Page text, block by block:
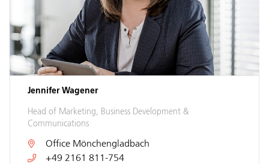
Jennifer Wagener
Head of Marketing, Business Development &
Communications
Office Mönchengladbach
+49 2161 811-754